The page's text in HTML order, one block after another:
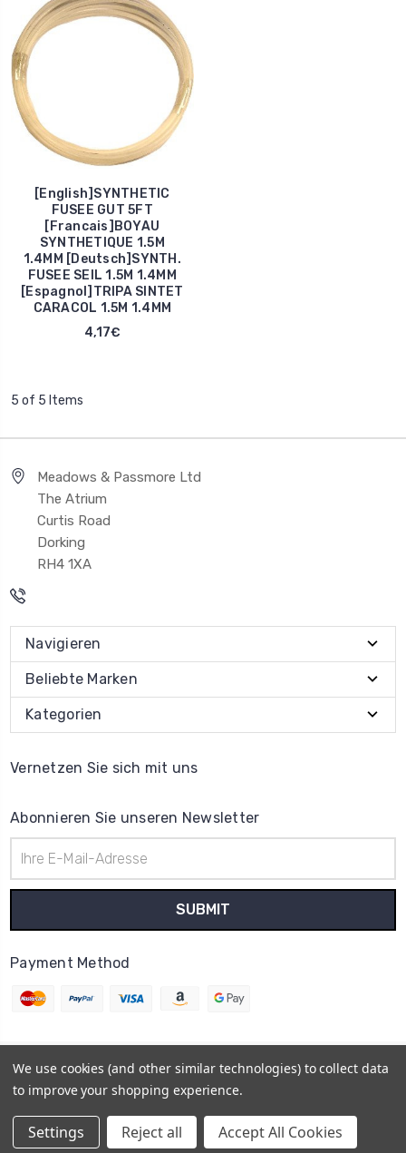
[English]SYNTHETIC
FUSEE GUT 5FT
[Francais]BOYAU
SYNTHETIQUE 1.5M
1.4MM [Deutsch]SYNTH.
FUSEE SEIL 1.5M 1.4MM
[Espagnol]TRIPA SINTET
CARACOL 1.5M 1.4MM
4,17€
5 of 5 Items
Meadows & Passmore Ltd
The Atrium
Curtis Road
Dorking
RH4 1XA
Navigieren
Beliebte Marken
Kategorien
Vernetzen Sie sich mit uns
Abonnieren Sie unseren Newsletter
Mail-
Adresse
Payment Method
© 2026 Uhrenteile Lager
Powered byBigCommerce
BigCommerce Theme by1Center
We use cookies (and other similar technologies) to collect data
to improve your shopping experience.
Settings Reject all Accept All Cookies